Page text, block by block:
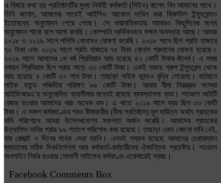
এ বিষয়ে কথা হয় প্রতিষ্ঠানটির মুখ্য নির্বাহী কর্মকর্তা (সিইও) রাশেদ বিন আমানের সাথে।
তিনি জানান, আমাদের সাথেই আইপিও আবেদন দাখিল করা ক্রিস্টাল ইন্স্যুরেন্সও
ইতোমধ্যে অনুমোদন পেয়ে গেছে। সে ধারাবাহিকতায় আমারও কিছুদিনের মধ্যে
অনুমোদন পাবো বলে আশা রাখছি। কোম্পানি আর্থিকভাবে সক্ষম অবস্থায় আছে। আমরা
২০১৮ ও ২০১৯ সালে পলিসি বোনাসও ঘোষণা করেছি। ২০১৮ সালে ছিল প্রতি হাজারে
৭০ টাকা এবং ২০১৯ সালে প্রতি হাজারে ৭৫ টাকা বোনাস প্রদানের ঘোষণা হয়েছে।
২০১৯ সালে আমাদের ১ম বর্ষ প্রিমিয়াম আয় হয়েছে ৪২ কোটি টাকার ঊর্ধ্বে। এ সময়
নবায়ন প্রিমিয়াম ছিল প্রায় সাড়ে ৩৩ কোটি টাকা। একই সময়ে গ্রুপ ইন্স্যুরেন্স থেকে
আয় হয়েছে ৫ কোটি ৩৭ লাখ টাকা। তাছাড়া লাইফ ফান্ডও বৃদ্ধি পেয়েছে। বর্তমানে
লাইফ ফান্ডে সঞ্চিতির পরিমাণ ৯৬ কোটি টাকা। আবার বীমা নিয়ন্ত্রক সংস্থা
আইডিআরএ’র অনুমোদিত ব্যয়সীমার মধ্যেই রয়েছে ব্যবস্থাপনা ব্যয়। শতভাগ আইটি
বেজড হওয়ার আমাদের খরচ অনেক কম। এ খাতে ২০১৯ সালে ব্যয় ছিল ৩৩ কোটি
টাকা। এ সকল কর্মকাণ্ডের পরও বীমাকারীর (বীমা প্রতিষ্ঠান) মূল দায়িত্ব অর্থাৎ গ্রাহকের
দাবি পরিশোধে আমরা উল্লেখযোগ্য সফলতা অর্জন করেছি। আমাদের গ্রাহকের
উত্থাপিত দাবির প্রায় ৯৯ শতাংশ পরিশোধ করা হয়েছে। তাছাড়া এমন কোনো দাবি নেই,
যার রেজাল্ট ৭ দিনের মধ্যে দেয়া হয়নি। এসবই সম্ভব হয়েছে আমাদের চেয়ারম্যান
ম্যাডামের সঠিক দিকনির্দেশনা আর কর্মকর্তা-কর্মচারীদের ঐকান্তিক প্রচেষ্টায়। শতভাগ
অনলাইন নির্ভর হওয়ায় সোনালী লাইফের কর্মকাণ্ড একেবারেই স্বচ্ছ।
Facebook Comments Box